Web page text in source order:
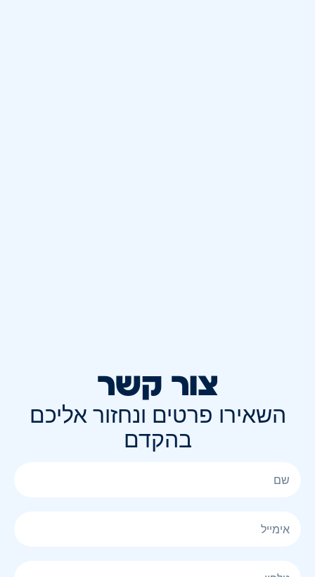
צור קשר
השאירו פרטים ונחזור אליכם
בהקדם